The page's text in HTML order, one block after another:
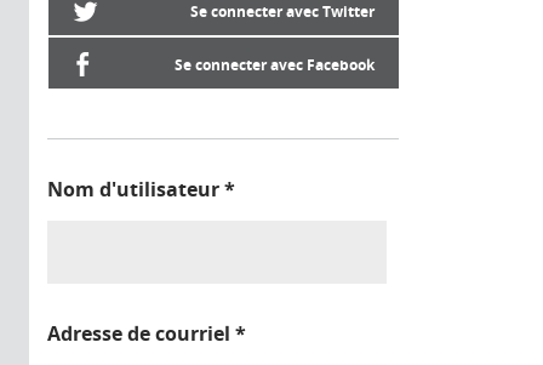
Se connecter avec Twitter
Se connecter avec Facebook
Nom d'utilisateur*
Adresse de courriel *